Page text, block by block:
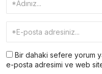
Bir dahaki sefere yorum
e-posta adresimi ve web